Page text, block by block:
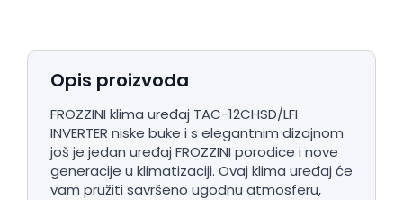
Opis proizvoda
FROZZINI klima uređaj TAC-12CHSD/LFI
INVERTER niske buke i s elegantnim dizajnom
još je jedan uređaj FROZZINI porodice i nove
generacije u klimatizaciji. Ovaj klima uređaj će
vam pružiti savršeno ugodnu atmosferu,